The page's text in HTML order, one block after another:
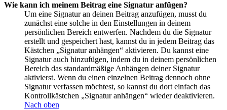
Wie kann ich meinem Beitrag eine Signatur anfügen?
Um eine Signatur an deinen Beitrag anzufügen, musst du
zunächst eine solche in den Einstellungen in deinem
persönlichen Bereich entwerfen. Nachdem du die Signatur
erstellt und gespeichert hast, kannst du in jedem Beitrag das
Kästchen „Signatur anhängen“ aktivieren. Du kannst eine
Signatur auch hinzufügen, indem du in deinem persönlichen
Bereich das standardmäßige Anhängen deiner Signatur
aktivierst. Wenn du einen einzelnen Beitrag dennoch ohne
Signatur verfassen möchtest, so kannst du dort einfach das
Kontrollkästchen „Signatur anhängen“ wieder deaktivieren.
Nach oben